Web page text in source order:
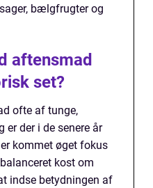
bælgfrugter og
aftensmad
set?
ofte af tunge,
er der i de senere år
kommet øget fokus
kost om
indse betydningen af